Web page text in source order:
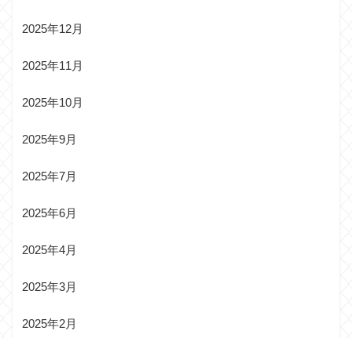
2025年12月
2025年11月
2025年10月
2025年9月
2025年7月
2025年6月
2025年4月
2025年3月
2025年2月